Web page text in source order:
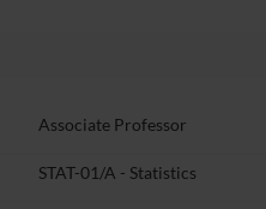
Associate Professor
STAT-01/A - Statistics